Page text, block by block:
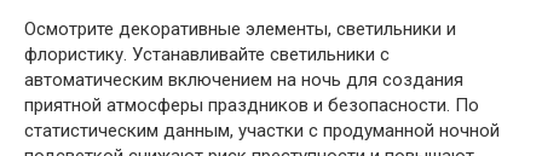
Осмотрите декоративные элементы, светильники и
флористику. Устанавливайте светильники с
автоматическим включением на ночь для создания
приятной атмосферы праздников и безопасности. По
статистическим данным, участки с продуманной ночной